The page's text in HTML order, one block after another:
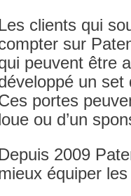
Les clients qui
sur
peuvent être
un set
portes
ou d’un
Depuis 2009
équiper